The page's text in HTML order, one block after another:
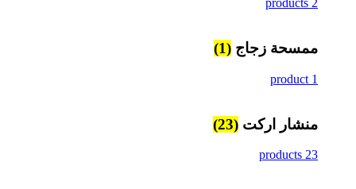
2 products
ممسحة زجاج (1)
1 product
منشار اركت (23)
23 products